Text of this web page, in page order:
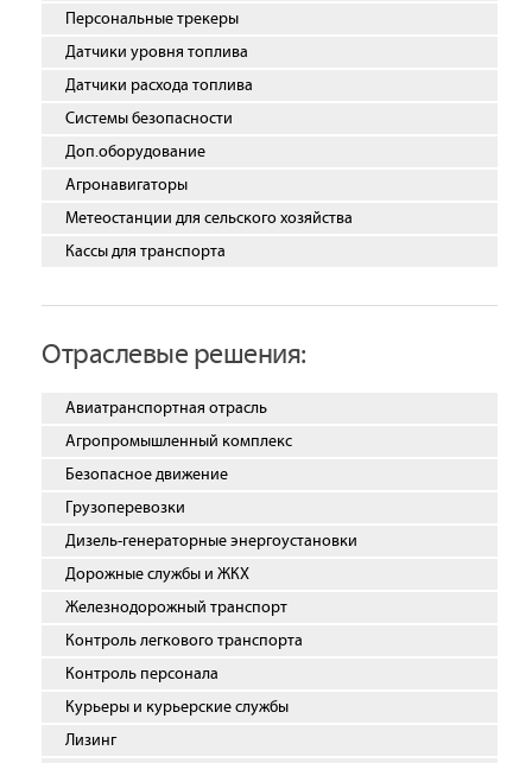
Персональные трекеры
Датчики уровня топлива
Датчики расхода топлива
Системы безопасности
Доп.оборудование
Агронавигаторы
Метеостанции для сельского хозяйства
Кассы для транспорта
Отраслевые решения:
Авиатранспортная отрасль
Агропромышленный комплекс
Безопасное движение
Грузоперевозки
Дизель-генераторные энергоустановки
Дорожные службы и ЖКХ
Железнодорожный транспорт
Контроль легкового транспорта
Контроль персонала
Курьеры и курьерские службы
Лизинг